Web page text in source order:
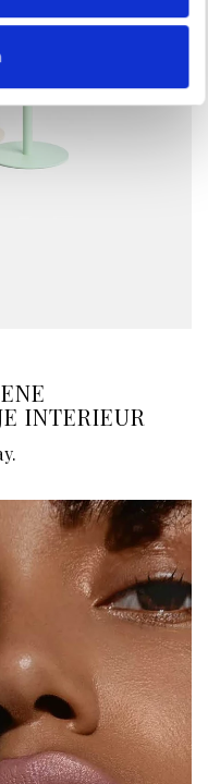
INTERIEUR